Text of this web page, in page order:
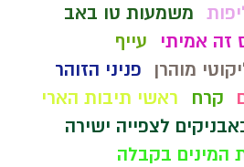
משמעות טו באב
זה אמיתי
עייף
מוהרן
פניני הזוהר
קרח
ראשי תיבות הארי
לצפייה ישירה
המינים בקבלה